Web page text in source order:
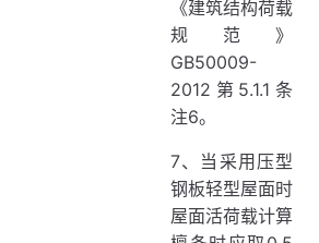
《建筑结构荷载
规范》
GB50009-
2012第5.1.1条
注6。
7、当采用压型
钢板轻型屋面时
屋面活荷载计算